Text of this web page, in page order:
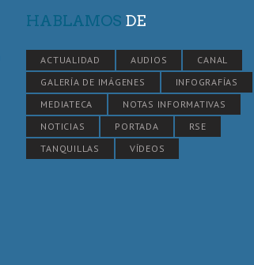
HABLAMOS DE
ACTUALIDAD AUDIOS
CANAL
GALERÍA DE IMÁGENES
INFOGRAFÍAS
MEDIATECA
NOTAS INFORMATIVAS
NOTICIAS
PORTADA
RSE
TANQUILLAS
VÍDEOS